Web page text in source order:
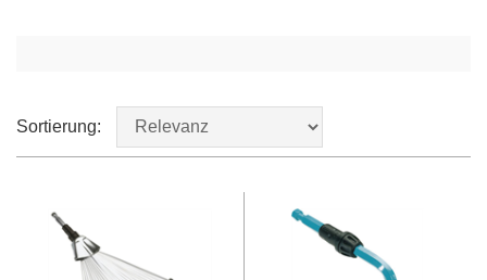
Sortierung: